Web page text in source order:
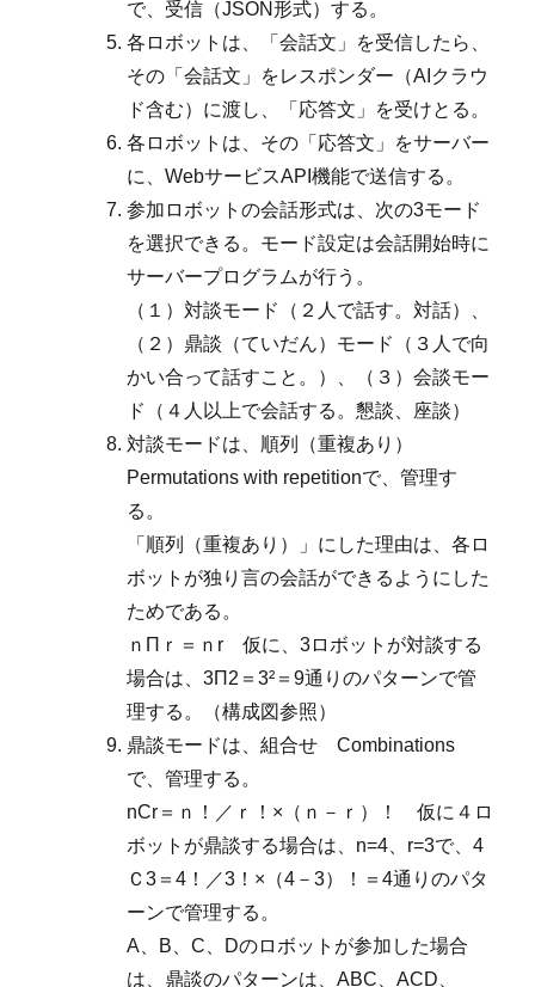
で、受信（JSON形式）する。
各ロボットは、「会話文」を受信したら、
その「会話文」をレスポンダー（AIクラウ
ド含む）に渡し、「応答文」を受けとる。
各ロボットは、その「応答文」をサーバー
に、WebサービスAPI機能で送信する。
参加ロボットの会話形式は、次の3モード
を選択できる。モード設定は会話開始時に
サーバープログラムが行う。
（１）対談モード（２人で話す。対話）、
（２）鼎談（ていだん）モード（３人で向
かい合って話すこと。）、（３）会談モー
ド（４人以上で会話する。懇談、座談）
対談モードは、順列（重複あり）
Permutations with repetitionで、管理す
る。
「順列（重複あり）」にした理由は、各ロ
ボットが独り言の会話ができるようにした
ためである。
ｎΠｒ＝ｎr 仮に、3ロボットが対談する
場合は、3Π2＝3²＝9通りのパターンで管
理する。（構成図参照）
鼎談モードは、組合せ Combinations
で、管理する。
nCr＝ｎ！／ｒ！×（ｎ－ｒ）！ 仮に４ロ
ボットが鼎談する場合は、n=4、r=3で、4
Ｃ3＝4！／3！×（4－3）！＝4通りのパタ
ーンで管理する。
A、B、C、Dのロボットが参加した場合
は、鼎談のパターンは、ABC、ACD、